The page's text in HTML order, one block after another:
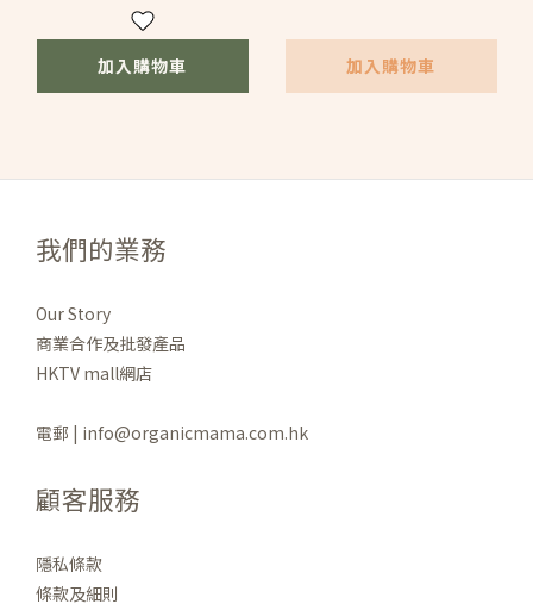
加入購物車 加入購物車
我們的業務
Our Story
商業合作及批發產品
HKTV mall網店
電郵 | info@organicmama.com.hk
顧客服務
隱私條款
條款及細則